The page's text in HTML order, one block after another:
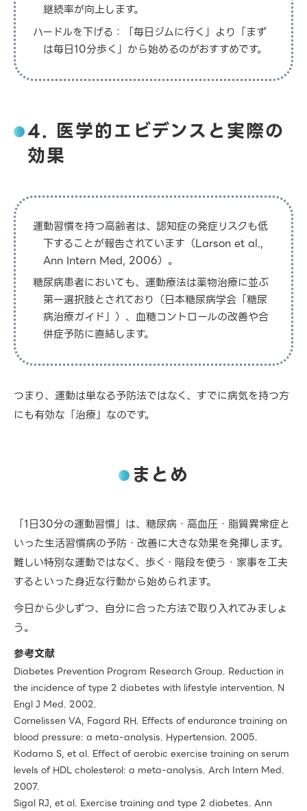
継続率が向上します。
ハードルを下げる：「毎日ジムに行く」より「まず
は毎日10分歩く」から始めるのがおすすめです。
4. 医学的エビデンスと実際の
効果
運動習慣を持つ高齢者は、認知症の発症リスクも低
下することが報告されています（Larson et al.,
Ann Intern Med, 2006）。
糖尿病患者においても、運動療法は薬物治療に並ぶ
第一選択肢とされており（日本糖尿病学会「糖尿
病治療ガイド」）、血糖コントロールの改善や合
併症予防に直結します。
つまり、運動は単なる予防法ではなく、すでに病気を持つ方
にも有効な「治療」なのです。
まとめ
「1日30分の運動習慣」は、糖尿病・高血圧・脂質異常症と
いった生活習慣病の予防・改善に大きな効果を発揮します。
難しい特別な運動ではなく、歩く・階段を使う・家事を工夫
するといった身近な行動から始められます。
今日から少しずつ、自分に合った方法で取り入れてみましょ
う。
参考文献
Diabetes Prevention Program Research Group. Reduction in
the incidence of type 2 diabetes with lifestyle intervention. N
Engl J Med. 2002.
Cornelissen VA, Fagard RH. Effects of endurance training on
blood pressure: a meta-analysis. Hypertension. 2005.
Kodama S, et al. Effect of aerobic exercise training on serum
levels of HDL cholesterol: a meta-analysis. Arch Intern Med.
2007.
Sigal RJ, et al. Exercise training and type 2 diabetes. Ann